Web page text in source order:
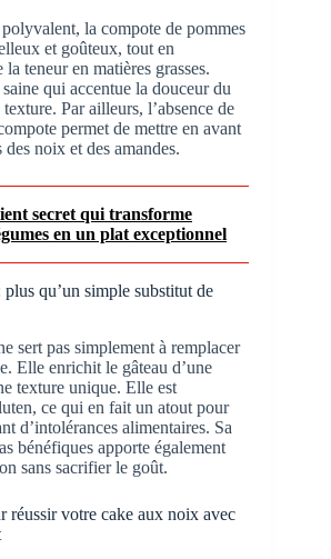
la compote de pommes
et goûteux, tout en
teneur en matières grasses.
qui accentue la douceur du
Par ailleurs, l’absence de
permet de mettre en avant
noix et des amandes.
secret qui transforme
en un plat exceptionnel
qu’un simple substitut de
sert pas simplement à remplacer
Elle enrichit le gâteau d’une
texture unique. Elle est
ce qui en fait un atout pour
d’intolérances alimentaires. Sa
bénéfiques apporte également
sans sacrifier le goût.
réussir votre cake aux noix avec